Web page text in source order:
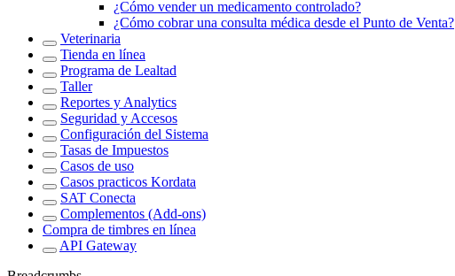
¿Cómo vender un medicamento controlado?
¿Cómo cobrar una consulta médica desde el Punto de Venta?
Veterinaria
Tienda en línea
Programa de Lealtad
Taller
Reportes y Analytics
Seguridad y Accesos
Configuración del Sistema
Tasas de Impuestos
Casos de uso
Casos practicos Kordata
SAT Conecta
Complementos (Add-ons)
Compra de timbres en línea
API Gateway